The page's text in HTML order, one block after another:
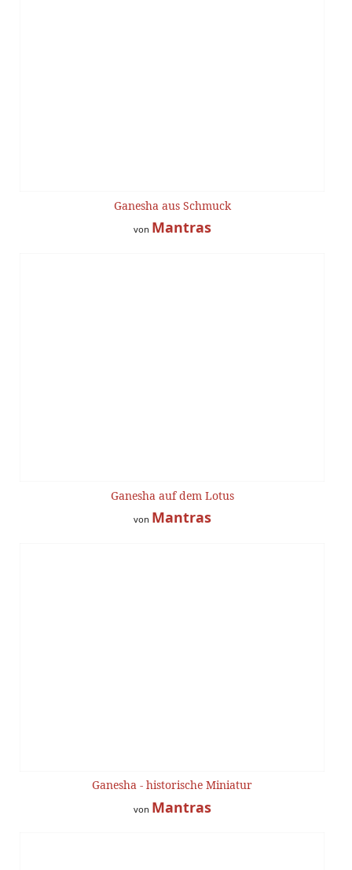
Ganesha aus Schmuck
von Mantras
Ganesha auf dem Lotus
von Mantras
Ganesha - historische Miniatur
von Mantras